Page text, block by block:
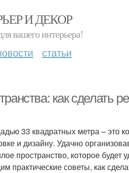
И ДЕКОР
вашего интерьера!
статьи
как сделать
33 квадратных метра – это
и дизайну. Удачно
пространство, которое
практические советы, как